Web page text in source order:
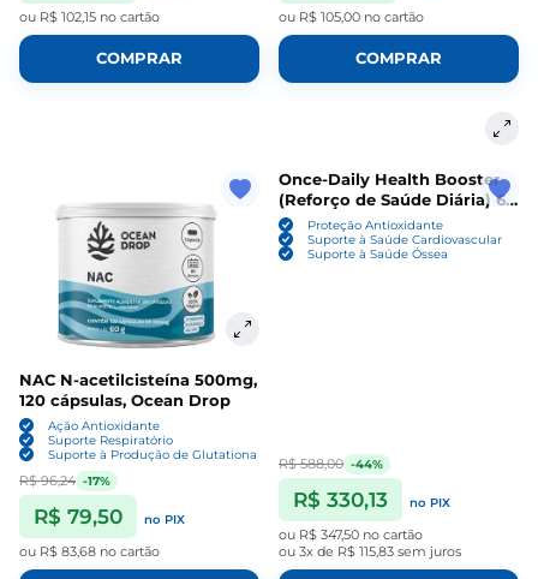
ou R$ 102,15 no cartão
COMPRAR
ou R$ 105,00 no cartão
COMPRAR
NAC N-acetilcisteína 500mg,
120 cápsulas, Ocean Drop
Ação Antioxidante
Suporte Respiratório
Suporte à Produção de Glutationa
R$ 96,24 -17%
R$ 79,50 no PIX
ou R$ 83,68 no cartão
Once-Daily Health Booster
(Reforço de Saúde Diária) 60
Cápsulas, Life Extension
Proteção Antioxidante
Suporte à Saúde Cardiovascular
Suporte à Saúde Óssea
R$ 588,00 -44%
R$ 330,13 no PIX
ou R$ 347,50 no cartão
ou 3x de R$ 115,83 sem juros